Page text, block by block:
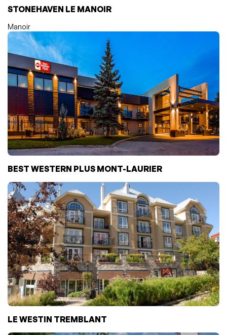
STONEHAVEN LE MANOIR
Manoir
BEST WESTERN PLUS MONT-LAURIER
LE WESTIN TREMBLANT